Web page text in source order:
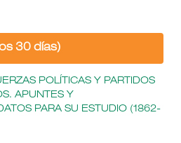
30 días)
POLÍTICAS Y PARTIDOS
APUNTES Y
PARA SU ESTUDIO (1862-